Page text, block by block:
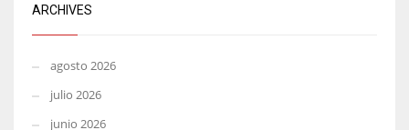
ARCHIVES
agosto 2026
julio 2026
junio 2026